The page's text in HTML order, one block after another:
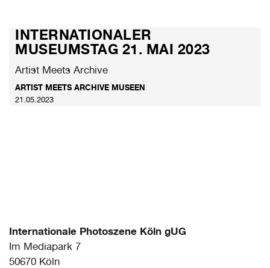
INTERNATIONALER
MUSEUMSTAG 21. MAI 2023
Artist Meets Archive
ARTIST MEETS ARCHIVE MUSEEN
21.05.2023
Internationale Photoszene Köln gUG
Im Mediapark 7
50670 Köln